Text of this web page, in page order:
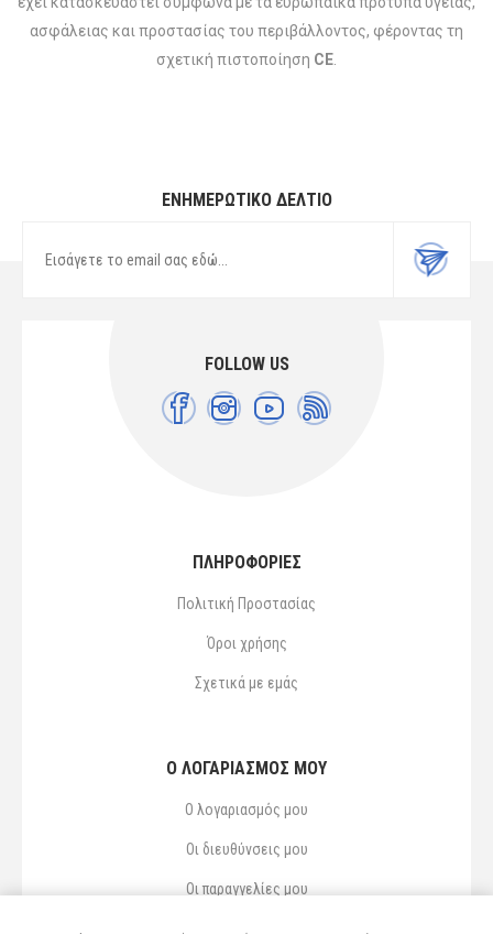
ασφάλειας και προστασίας του περιβάλλοντος, φέροντας τη
σχετική πιστοποίηση CE.
ΕΝΗΜΕΡΩΤΙΚΌ ΔΕΛΤΊΟ
FOLLOW US
ΠΛΗΡΟΦΟΡΙΕΣ
Πολιτική Προστασίας
Όροι χρήσης
Σχετικά με εμάς
Ο ΛΟΓΑΡΙΑΣΜΌΣ ΜΟΥ
Ο λογαριασμός μου
Οι διευθύνσεις μου
Οι παραγγελίες μου